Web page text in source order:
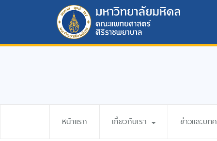
หน้าแรก เกี่ยวกับเรา ข่าวและบท